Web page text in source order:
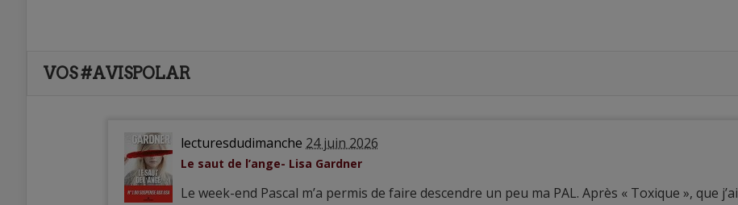
VOS #AVISPOLAR
lecturesdudimanche 24 juin 2026
Le saut de l’ange- Lisa Gardner
Le week-end Pascal m’a permis de faire descendre un peu ma PAL. Après « Toxique », que j’ai